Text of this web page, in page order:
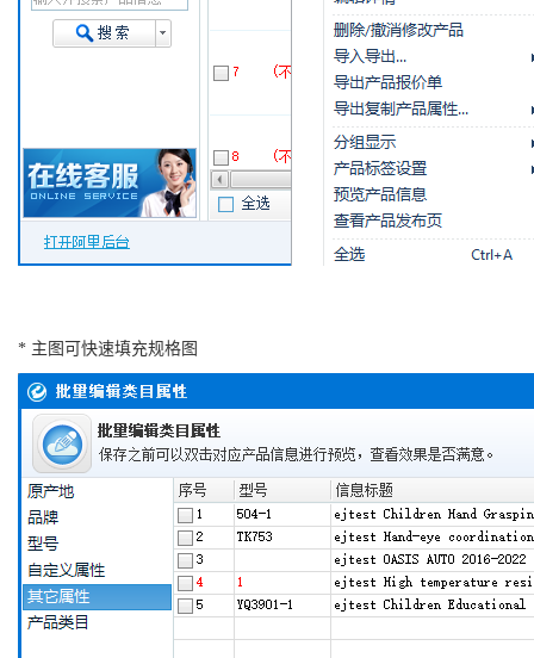
* 主图可快速填充规格图